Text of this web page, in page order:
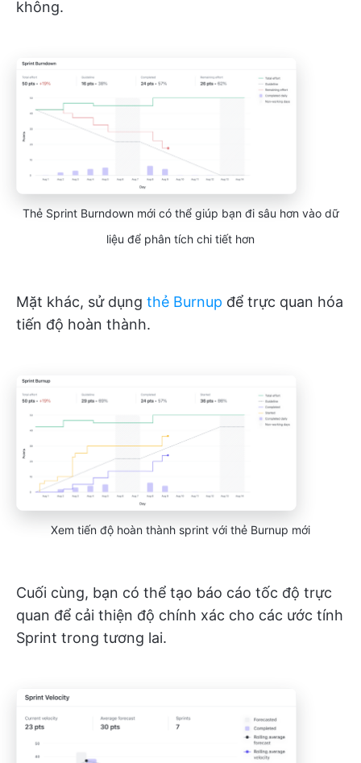
không.
Thẻ Sprint Burndown mới có thể giúp bạn đi sâu hơn vào dữ
liệu để phân tích chi tiết hơn
Mặt khác, sử dụng thẻ Burnup để trực quan hóa
tiến độ hoàn thành.
Xem tiến độ hoàn thành sprint với thẻ Burnup mới
Cuối cùng, bạn có thể tạo báo cáo tốc độ trực
quan để cải thiện độ chính xác cho các ước tính
Sprint trong tương lai.